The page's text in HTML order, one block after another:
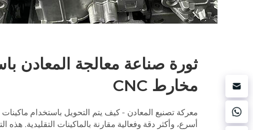
ثورة صناعة معالجة المعادن
مخارط CNC
أسرع، وأكثر دقة وفعالية مقارنة بالماكينات التقليدية. هذه